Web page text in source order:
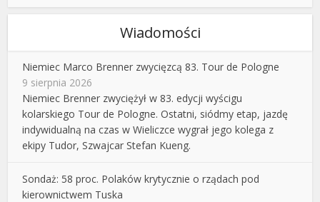
Wiadomości
Niemiec Marco Brenner zwycięzcą 83. Tour de Pologne
9 sierpnia 2026
Niemiec Brenner zwyciężył w 83. edycji wyścigu
kolarskiego Tour de Pologne. Ostatni, siódmy etap, jazdę
indywidualną na czas w Wieliczce wygrał jego kolega z
ekipy Tudor, Szwajcar Stefan Kueng.
Sondaż: 58 proc. Polaków krytycznie o rządach pod
kierownictwem Tuska